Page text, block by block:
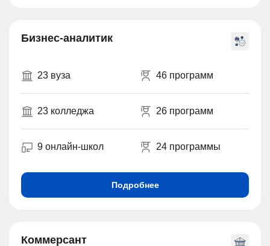
Бизнес-аналитик
23 вуза 46 программ
23 колледжа 26 программ
9 онлайн-школ 24 программы
Подробнее
Коммерсант